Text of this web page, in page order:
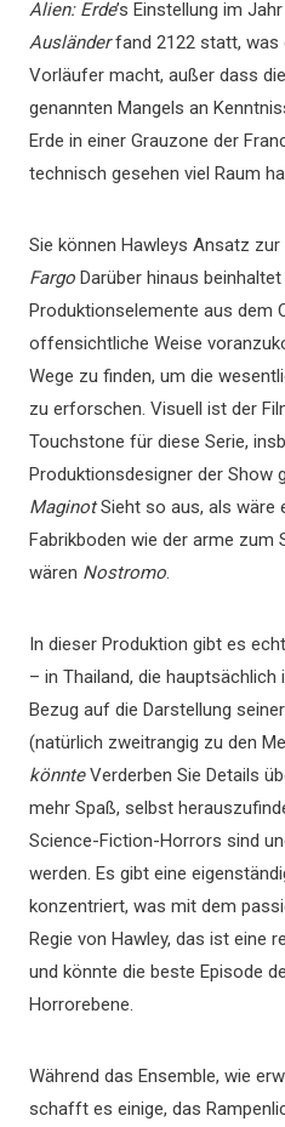
Alien: Erde’s Einstellung im
Ausländerfand 2122 statt, was
Vorläufer macht, außer dass
genannten Mangels an
Erde in einer Grauzone der
technisch gesehen viel Raum
Sie können Hawleys Ansatz
Fargo Darüber hinaus
Produktionselemente aus dem
offensichtliche Weise
Wege zu finden, um die
zu erforschen. Visuell ist der
Touchstone für diese Serie,
Produktionsdesigner der Show
MaginotSieht so aus, als wäre
Fabrikboden wie der arme zum
wären Nostromo
In dieser Produktion gibt es
– in Thailand, die hauptsächlich
Bezug auf die Darstellung
(natürlich zweitrangig zu den
könnteVerderben Sie Details
mehr Spaß, selbst
Science-Fiction-Horrors sind
werden. Es gibt eine
konzentriert, was mit dem
Regie von Hawley, das ist eine
und könnte die beste Episode
Horrorebene.
Während das Ensemble, wie
schafft es einige, das